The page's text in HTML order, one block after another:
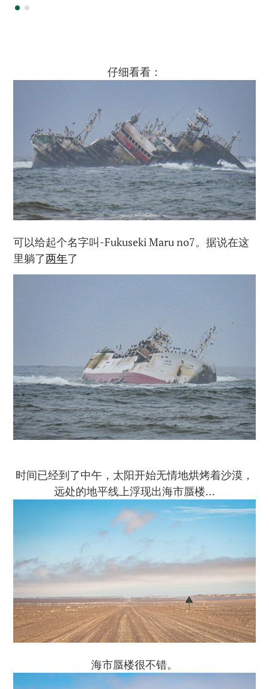
仔细看看：
可以给起个名字叫-Fukuseki Maru no7。据说在这
里躺了两年了
时间已经到了中午，太阳开始无情地烘烤着沙漠，
远处的地平线上浮现出海市蜃楼…
海市蜃楼很不错。